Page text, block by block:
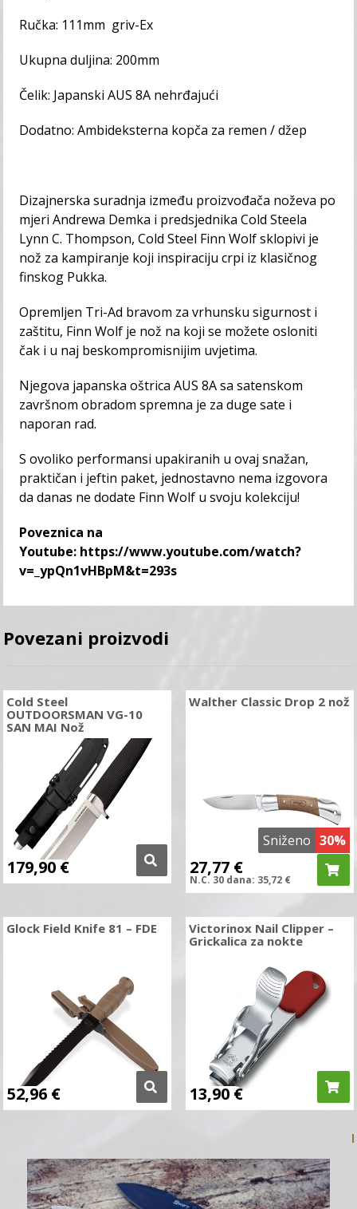
Ručka: 111mm griv-Ex
Ukupna duljina: 200mm
Čelik: Japanski AUS 8A nehrđajući
Dodatno: Ambideksterna kopča za remen / džep
Dizajnerska suradnja između proizvođača noževa po
mjeri Andrewa Demka i predsjednika Cold Steela
Lynn C. Thompson, Cold Steel Finn Wolf sklopivi je
nož za kampiranje koji inspiraciju crpi iz klasičnog
finskog Pukka.
Opremljen Tri-Ad bravom za vrhunsku sigurnost i
zaštitu, Finn Wolf je nož na koji se možete osloniti
čak i u naj beskompromisnijim uvjetima.
Njegova japanska oštrica AUS 8A sa satenskom
završnom obradom spremna je za duge sate i
naporan rad.
S ovoliko performansi upakiranih u ovaj snažan,
praktičan i jeftin paket, jednostavno nema izgovora
da danas ne dodate Finn Wolf u svoju kolekciju!
Poveznica na
Youtube: https://www.youtube.com/watch?
v=_ypQn1vHBpM&t=293s
Povezani proizvodi
Cold Steel
OUTDOORSMAN VG-10
SAN MAI Nož
179,90 €
Sniženo 30%
Walther Classic Drop 2 nož
27,77 €
N.C. 30 dana: 35,72 €
Glock Field Knife 81 – FDE
52,96 €
Victorinox Nail Clipper –
Grickalica za nokte
13,90 €